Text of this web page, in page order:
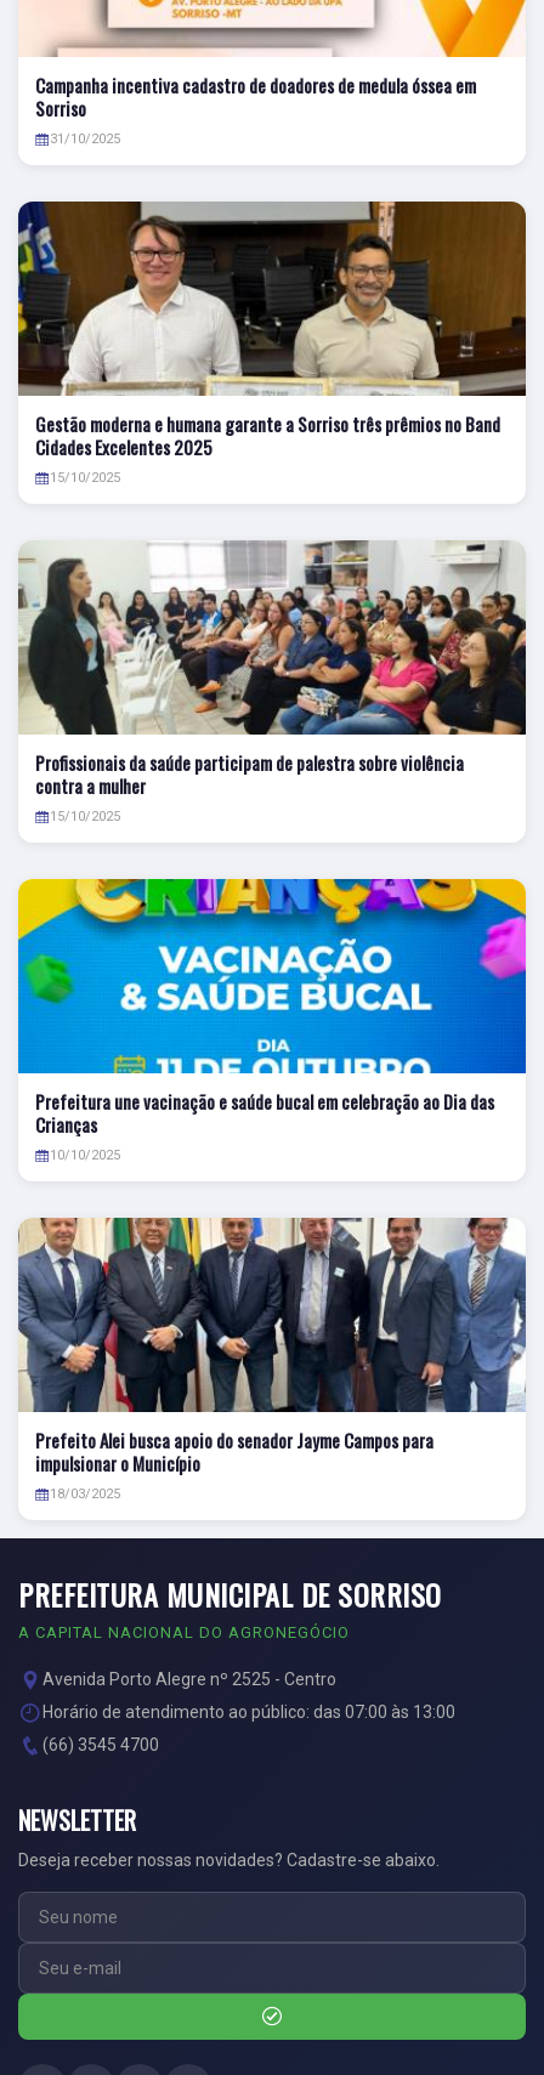
Campanha incentiva cadastro de doadores de medula óssea em
Sorriso
31/10/2025
Gestão moderna e humana garante a Sorriso três prêmios no Band
Cidades Excelentes 2025
15/10/2025
Profissionais da saúde participam de palestra sobre violência
contra a mulher
15/10/2025
Prefeitura une vacinação e saúde bucal em celebração ao Dia das
Crianças
10/10/2025
Prefeito Alei busca apoio do senador Jayme Campos para
impulsionar o Município
18/03/2025
PREFEITURA MUNICIPAL DE SORRISO
A CAPITAL NACIONAL DO AGRONEGÓCIO
Avenida Porto Alegre nº 2525 - Centro
Horário de atendimento ao público: das 07:00 às 13:00
(66) 3545 4700
NEWSLETTER
Deseja receber nossas novidades? Cadastre-se abaixo.